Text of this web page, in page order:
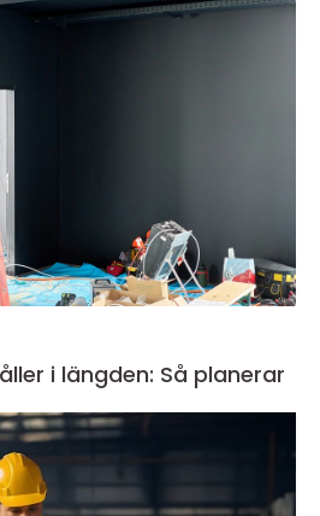
i längden: Så planerar